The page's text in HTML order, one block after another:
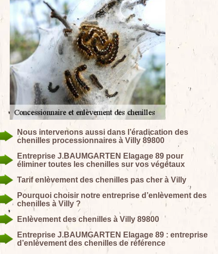
Nous intervenons aussi dans l’éradication des
chenilles processionnaires à Villy 89800
Entreprise J.BAUMGARTEN Elagage 89 pour
éliminer toutes les chenilles sur vos végétaux
Tarif enlèvement des chenilles pas cher à Villy
Pourquoi choisir notre entreprise d’enlèvement des
chenilles à Villy ?
Enlèvement des chenilles à Villy 89800
Entreprise J.BAUMGARTEN Elagage 89 : entreprise
d’enlèvement des chenilles de référence